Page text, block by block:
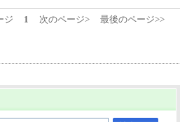
ジ 1 次のページ> 最後のページ>>